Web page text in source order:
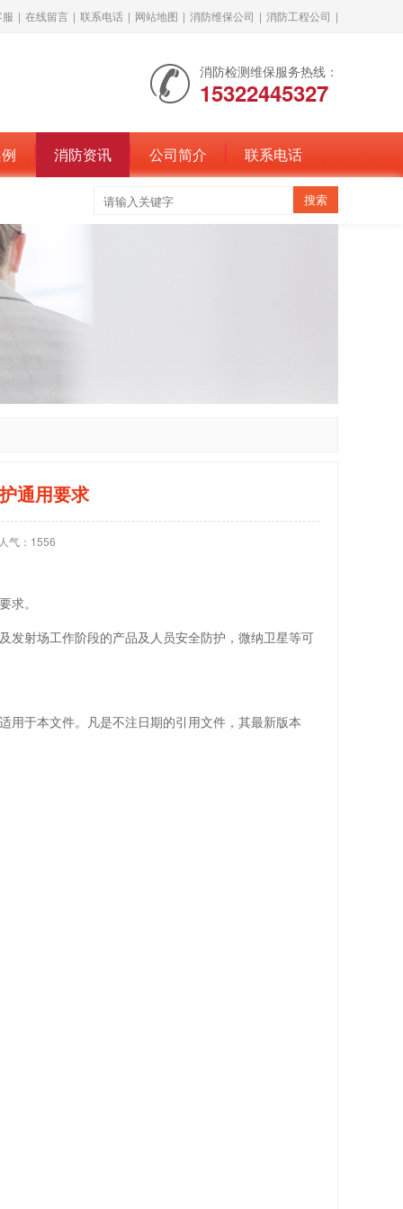
| 在线留言 | 联系电话 | 网站地图 | 消防维保公司 | 消防工程公司 |
消防检测维保服务热线：
15322445327
消防资讯 公司简介 联系电话
通用要求
人气： 1556
求。
射场工作阶段的产品及人员安全防护，微纳卫星等可
于本文件。凡是不注日期的引用文件，其最新版本